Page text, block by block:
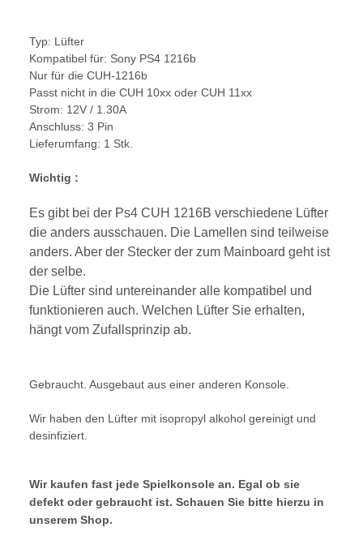
Typ: Lüfter
Kompatibel für: Sony PS4 1216b
Nur für die CUH-1216b
Passt nicht in die CUH 10xx oder CUH 11xx
Strom: 12V / 1.30A
Anschluss: 3 Pin
Lieferumfang: 1 Stk.
Wichtig :
Es gibt bei der Ps4 CUH 1216B verschiedene Lüfter
die anders ausschauen. Die Lamellen sind teilweise
anders. Aber der Stecker der zum Mainboard geht ist
der selbe.
Die Lüfter sind untereinander alle kompatibel und
funktionieren auch. Welchen Lüfter Sie erhalten,
hängt vom Zufallsprinzip ab.
Gebraucht. Ausgebaut aus einer anderen Konsole.
Wir haben den Lüfter mit isopropyl alkohol gereinigt und
desinfiziert.
Wir kaufen fast jede Spielkonsole an. Egal ob sie
defekt oder gebraucht ist. Schauen Sie bitte hierzu in
unserem Shop.